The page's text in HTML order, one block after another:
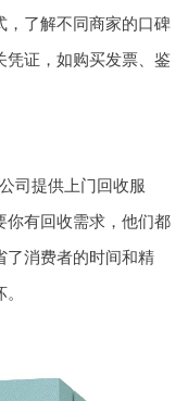
，了解不同商家的口碑
凭证，如购买发票、鉴
司提供上门回收服
你有回收需求，他们都
了消费者的时间和精